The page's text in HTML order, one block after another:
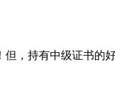
，持有中级证书